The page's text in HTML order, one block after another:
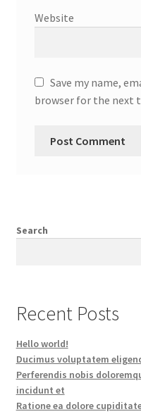
Website
Save my name,
browser for the next
Search
Recent Posts
Hello world!
Ducimus voluptatem
Perferendis nobis
incidunt et
Ratione ea dolore